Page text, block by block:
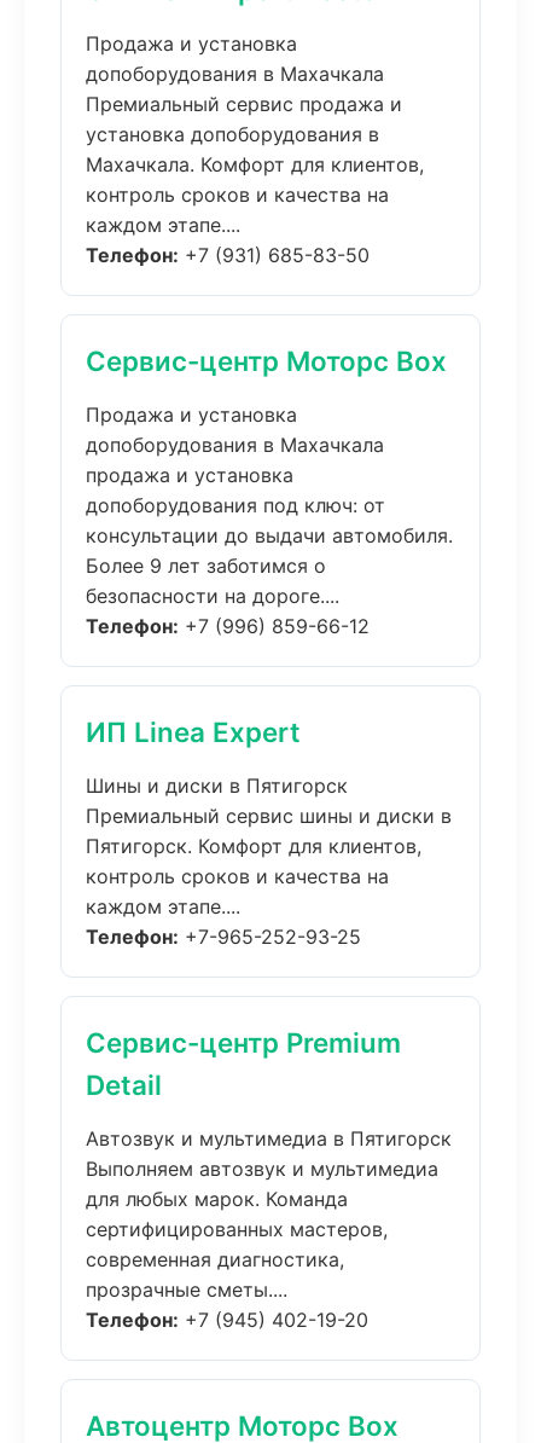
Продажа и установка
допоборудования в Махачкала
Премиальный сервис продажа и
установка допоборудования в
Махачкала. Комфорт для клиентов,
контроль сроков и качества на
каждом этапе....
Телефон: +7 (931) 685-83-50
Сервис-центр Моторс Box
Продажа и установка
допоборудования в Махачкала
продажа и установка
допоборудования под ключ: от
консультации до выдачи автомобиля.
Более 9 лет заботимся о
безопасности на дороге....
Телефон: +7 (996) 859-66-12
ИП Linea Expert
Шины и диски в Пятигорск
Премиальный сервис шины и диски в
Пятигорск. Комфорт для клиентов,
контроль сроков и качества на
каждом этапе....
Телефон: +7-965-252-93-25
Сервис-центр Premium
Detail
Автозвук и мультимедиа в Пятигорск
Выполняем автозвук и мультимедиа
для любых марок. Команда
сертифицированных мастеров,
современная диагностика,
прозрачные сметы....
Телефон: +7 (945) 402-19-20
Автоцентр Моторс Box